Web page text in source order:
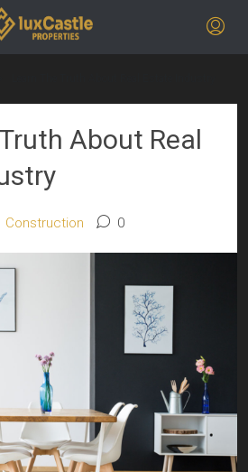
About Real
Construction 0